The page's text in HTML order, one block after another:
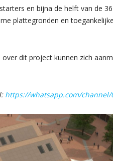
en bijna de helft van de
plattegronden en
dit project kunnen zich
https://whatsapp.com/channel/